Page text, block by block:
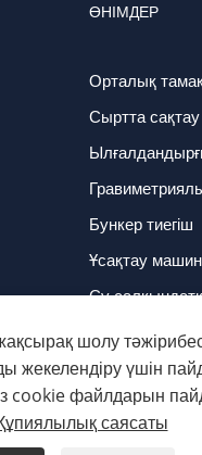
ӨНІМДЕР
Орталық
Сыртта
Бункер тиегіш
Ұсақтау
Су
Қалыптың
Machinery Co., Ltd.
шолу
жекелендіру үшін
cookie файлдарын
саясаты